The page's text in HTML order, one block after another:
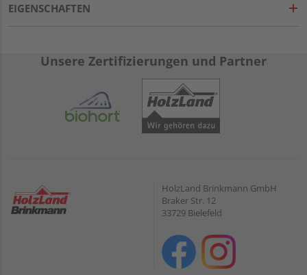
EIGENSCHAFTEN
Unsere Zertifizierungen und Partner
HolzLand Brinkmann GmbH
Braker Str. 12
33729 Bielefeld